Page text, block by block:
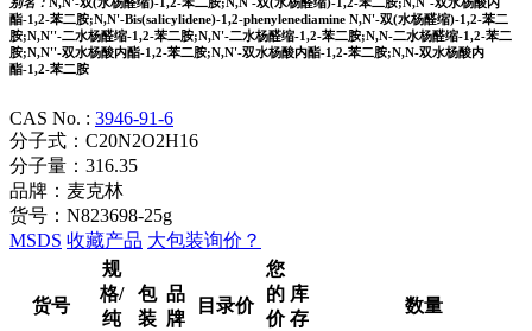
酯-1,2-苯二胺;N,N'-Bis(salicylidene)-1,2-phenylenediamine N,N'-双(水杨醛缩)-1,2-苯二
胺;N,N''-二水杨醛缩-1,2-苯二胺;N,N'-二水杨醛缩-1,2-苯二胺;N,N-二水杨醛缩-1,2-苯二
胺;N,N''-双水杨酸内酯-1,2-苯二胺;N,N'-双水杨酸内酯-1,2-苯二胺;N,N-双水杨酸内
酯-1,2-苯二胺
CAS No. : 3946-91-6
分子式： C20N2O2H16
分子量： 316.35
品牌： 麦克林
货号： N823698-25g
MSDS 收藏产品 大包装询价？
货号
规
格/
纯
包
装
品
牌
目录价
您
的
价
库
存
数量